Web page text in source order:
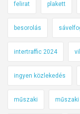
felirat plakett
besorolás
intertraffic 2024
ingyen közlekedés
műszaki műszaki